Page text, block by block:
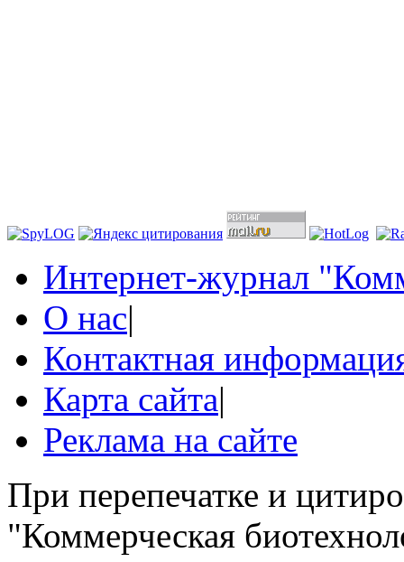
Интернет-журнал
О нас|
Контактная
Карта сайта|
Реклама на сайте
При перепечатке и
"Коммерческая